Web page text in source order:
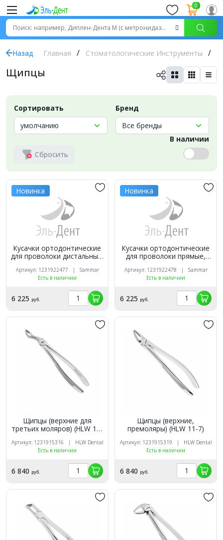
0
Назад Главная Стоматологические Инструменты
Щипцы
Сортировать Бренд
Сбросить
В наличии
Новинка
Кусачки ортодонтические
для проволоки дистальные,
Артикул: 1231922477 | Sammar
Есть в наличии
6 225 руб.
Новинка
Кусачки ортодонтические
для проволоки прямые,
Артикул: 1231922478 | Sammar
Есть в наличии
6 225 руб.
Щипцы (верхние для
третьих моляров) (HLW 11-
Артикул: 1231915316 | HLW Dental
Есть в наличии
6 840 руб.
Щипцы (верхние,
премоляры) (HLW 11-7)
Артикул: 1231915319 | HLW Dental
Есть в наличии
6 840 руб.